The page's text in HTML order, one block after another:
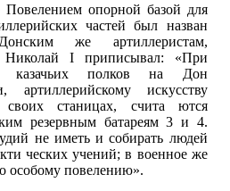
опорной базой для
частей был назван
же артиллеристам,
Николай I приписывал: «При
казачьих полков на Дон
искусству
станицах, счита ются
резервным батареям 3 и 4.
не иметь и собирать людей
ческих учений; в военное же
особому повелению».